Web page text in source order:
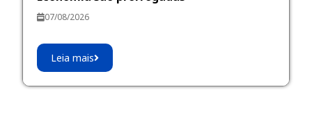
07/08/2026
Leia mais